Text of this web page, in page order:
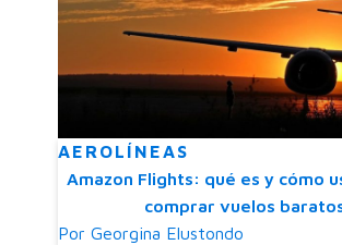
AEROLÍNEAS
Amazon Flights: qué es y cómo
comprar vuelos
Por Georgina Elustondo